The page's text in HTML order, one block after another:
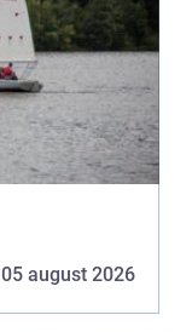
05 august 2026